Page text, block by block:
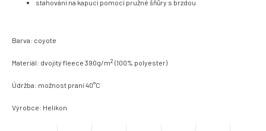
stahování na kapuci pomocí pružné šňůry s brzdou
Barva: coyote
Materiál: dvojitý fleece 390g/m2 (100% polyester)
Údržba: možnost praní 40°C
Výrobce: Helikon